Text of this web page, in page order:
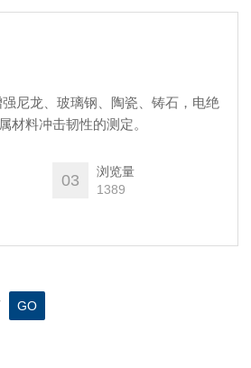
尼龙、玻璃钢、陶瓷、铸石，电绝
材料冲击韧性的测定。
03
浏览量
1389